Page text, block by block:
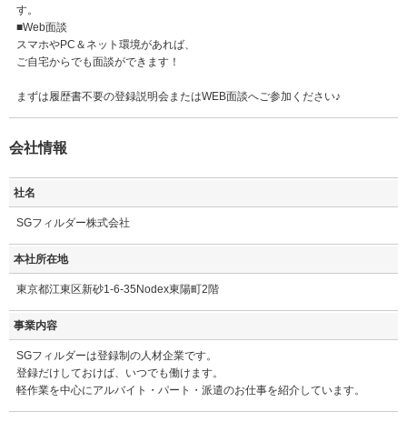
す。
■Web面談
スマホやPC＆ネット環境があれば、
ご自宅からでも面談ができます！
まずは履歴書不要の登録説明会またはWEB面談へご参加ください♪
会社情報
社名
SGフィルダー株式会社
本社所在地
東京都江東区新砂1-6-35Nodex東陽町2階
事業内容
SGフィルダーは登録制の人材企業です。
登録だけしておけば、いつでも働けます。
軽作業を中心にアルバイト・パート・派遣のお仕事を紹介しています。